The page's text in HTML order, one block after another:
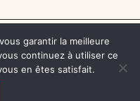
garantir la meilleure
continuez à utiliser ce
en êtes satisfait.